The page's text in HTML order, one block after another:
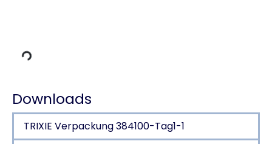
Lädt Daten
Downloads
TRIXIE Verpackung 384100-Tag1-1